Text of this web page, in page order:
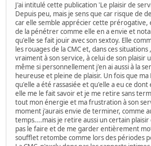
J'ai intitulé cette publication 'Le plaisir de
Depuis peu, mais je sens que car risque de
car elle semble apprécier cette prérogative,
de la pénétrer comme elle en a envie et
qu'elle se fait jouir avec son sextoy. Elle
les rouages de la CMC et, dans ces situations
vraiment à son service, à celui de son plaisir
même si personnellement j'en ai aussi à la
heureuse et pleine de plaisir. Un fois que
qu'elle a été rassasiée et qu'elle a eu ce dont
elle me le fait savoir et je me retire sans
tout mon énergie et ma frustration à son
moment j'aurais envie de terminer, comme
temps....mais je retire aussi un certain plaisir
pas le faire et de me garder entièrement
soufflet retombe comme lors des périodes